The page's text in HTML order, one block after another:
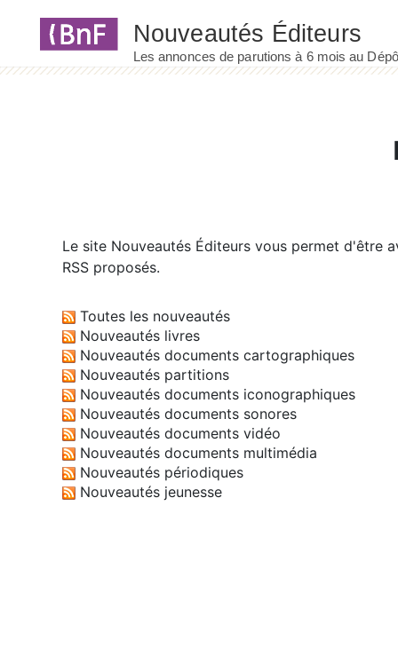
Le site Nouveautés Éditeurs vous permet d'être
RSS proposés.
Toutes les nouveautés
Nouveautés livres
Nouveautés documents cartographiques
Nouveautés partitions
Nouveautés documents iconographiques
Nouveautés documents sonores
Nouveautés documents vidéo
Nouveautés documents multimédia
Nouveautés périodiques
Nouveautés jeunesse